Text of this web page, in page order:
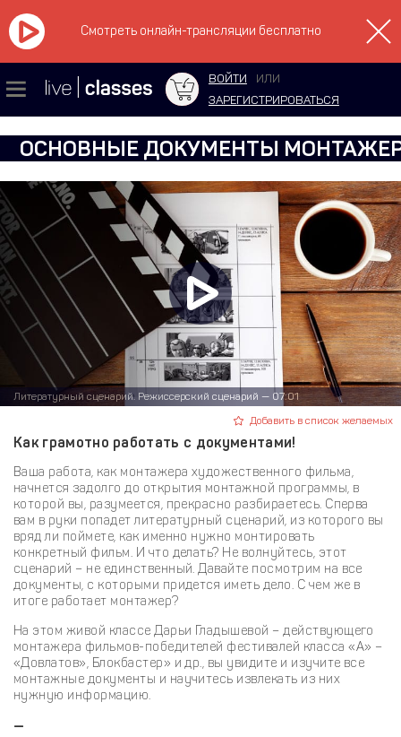
Смотреть онлайн-трансляции бесплатно
ВОЙТИ
ИЛИ
ЗАРЕГИСТРИРОВАТЬСЯ
ОСНОВНЫЕ ДОКУМЕНТЫ
Литературный сценарий. Режиссерский сценарий — 07:01
Добавить в список желаемых
Как грамотно работать с документами!
Ваша работа, как монтажера художественного фильма,
начнется задолго до открытия монтажной программы, в
которой вы, разумеется, прекрасно разбираетесь. Сперва
вам в руки попадет литературный сценарий, из которого вы
вряд ли поймете, как именно нужно монтировать
конкретный фильм. И что делать? Не волнуйтесь, этот
сценарий – не единственный. Давайте посмотрим на все
документы, с которыми придется иметь дело. С чем же в
итоге работает монтажер?
На этом живой классе Дарьи Гладышевой – действующего
монтажера фильмов-победителей фестивалей класса «А» –
«Довлатов», Блокбастер» и др., вы увидите и изучите все
монтажные документы и научитесь извлекать из них
нужную информацию.
—